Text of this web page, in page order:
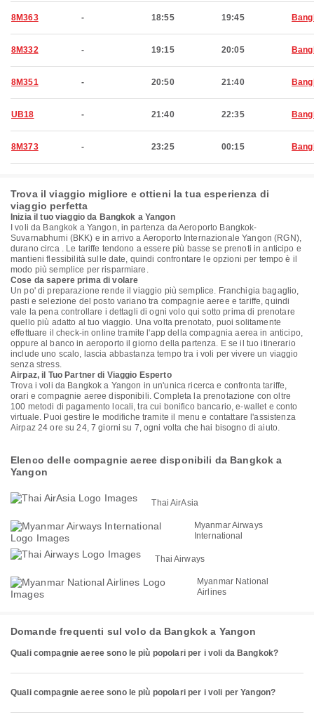
8M363 - 18:55 19:45
8M332 - 19:15 20:05
8M351 - 20:50 21:40
UB18 - 21:40 22:35
8M373 - 23:25 00:15
Trova il viaggio migliore e ottieni la tua esperienza di
viaggio perfetta
Inizia il tuo viaggio da Bangkok a Yangon
I voli da Bangkok a Yangon, in partenza da Aeroporto Bangkok-
Suvarnabhumi (BKK) e in arrivo a Aeroporto Internazionale Yangon (RGN),
durano circa . Le tariffe tendono a essere più basse se prenoti in anticipo e
mantieni flessibilità sulle date, quindi confrontare le opzioni per tempo è il
modo più semplice per risparmiare.
Cose da sapere prima di volare
Un po' di preparazione rende il viaggio più semplice. Franchigia bagaglio,
pasti e selezione del posto variano tra compagnie aeree e tariffe, quindi
vale la pena controllare i dettagli di ogni volo qui sotto prima di prenotare
quello più adatto al tuo viaggio. Una volta prenotato, puoi solitamente
effettuare il check-in online tramite l'app della compagnia aerea in anticipo,
oppure al banco in aeroporto il giorno della partenza. E se il tuo itinerario
include uno scalo, lascia abbastanza tempo tra i voli per vivere un viaggio
senza stress.
Airpaz, il Tuo Partner di Viaggio Esperto
Trova i voli da Bangkok a Yangon in un'unica ricerca e confronta tariffe,
orari e compagnie aeree disponibili. Completa la prenotazione con oltre
100 metodi di pagamento locali, tra cui bonifico bancario, e-wallet e conto
virtuale. Puoi gestire le modifiche tramite il menu e contattare l'assistenza
Airpaz 24 ore su 24, 7 giorni su 7, ogni volta che hai bisogno di aiuto.
Elenco delle compagnie aeree disponibili da Bangkok a
Yangon
Thai AirAsia
Myanmar Airways
International
Thai Airways
Myanmar National
Airlines
Domande frequenti sul volo da Bangkok a Yangon
Quali compagnie aeree sono le più popolari per i voli da Bangkok?
Quali compagnie aeree sono le più popolari per i voli per Yangon?